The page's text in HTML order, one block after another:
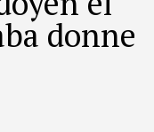
donne